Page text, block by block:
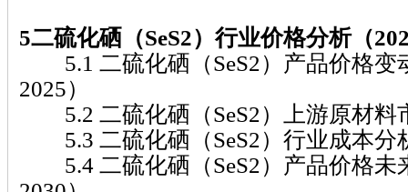
5二硫化硒（SeS2）行业价格分析（
5.1 二硫化硒（SeS2）产品价格变
2025）
5.2 二硫化硒（SeS2）上游原材料
5.3 二硫化硒（SeS2）行业成本分
5.4 二硫化硒（SeS2）产品价格未